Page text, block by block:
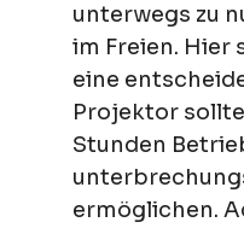
unterwegs zu
im Freien. Hier
eine
Projektor
Stunden
ermöglichen.